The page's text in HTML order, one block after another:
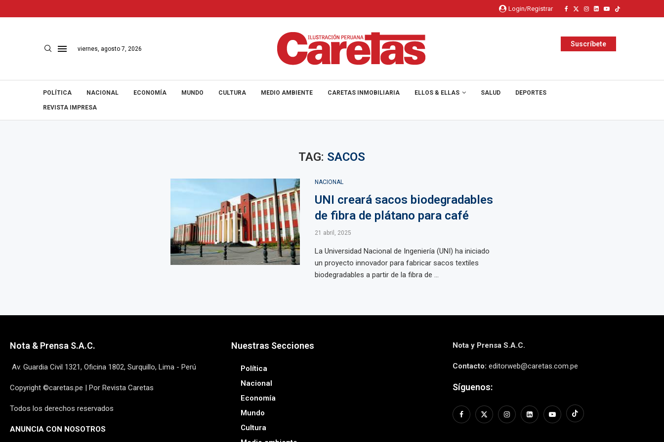
Login/Registrar
viernes, agosto 7, 2026
Suscríbete
POLÍTICA NACIONAL ECONOMÍA MUNDO CULTURA MEDIO AMBIENTE CARETAS INMOBILIARIA ELLOS & ELLAS SALUD DEPORTES
REVISTA IMPRESA
TAG: SACOS
NACIONAL
UNI creará sacos biodegradables
de fibra de plátano para café
21 abril, 2025
La Universidad Nacional de Ingeniería (UNI) ha iniciado
un proyecto innovador para fabricar sacos textiles
biodegradables a partir de la fibra de ...
Nota & Prensa S.A.C.
Av. Guardia Civil 1321, Oficina 1802, Surquillo, Lima - Perú
Copyright ©caretas.pe | Por Revista Caretas
Todos los derechos reservados
ANUNCIA CON NOSOTROS
Nuestras Secciones
Política
Nacional
Economía
Mundo
Cultura
Nota y Prensa S.A.C.
Contacto: editorweb@caretas.com.pe
Síguenos: